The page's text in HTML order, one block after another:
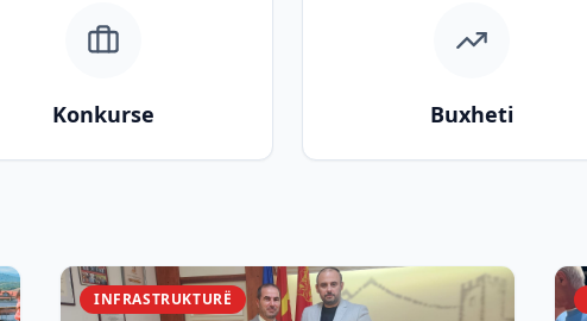
Konkurse Buxheti
INFRASTRUKTURË